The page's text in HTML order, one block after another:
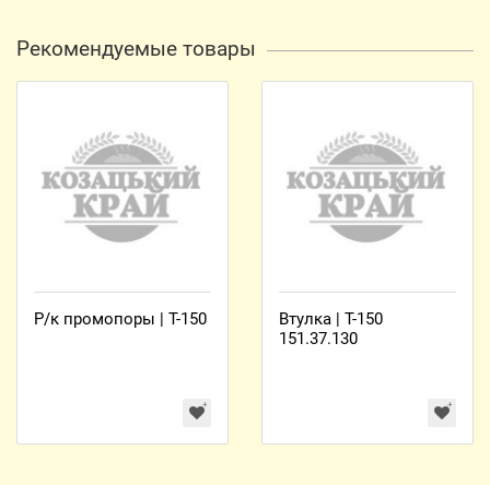
Рекомендуемые товары
Р/к промопоры | Т-150
Втулка | Т-150
151.37.130